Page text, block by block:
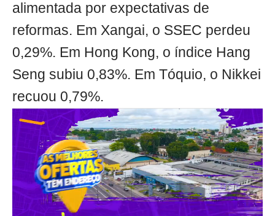
alimentada por expectativas de
reformas. Em Xangai, o SSEC perdeu
0,29%. Em Hong Kong, o índice Hang
Seng subiu 0,83%. Em Tóquio, o Nikkei
recuou 0,79%.